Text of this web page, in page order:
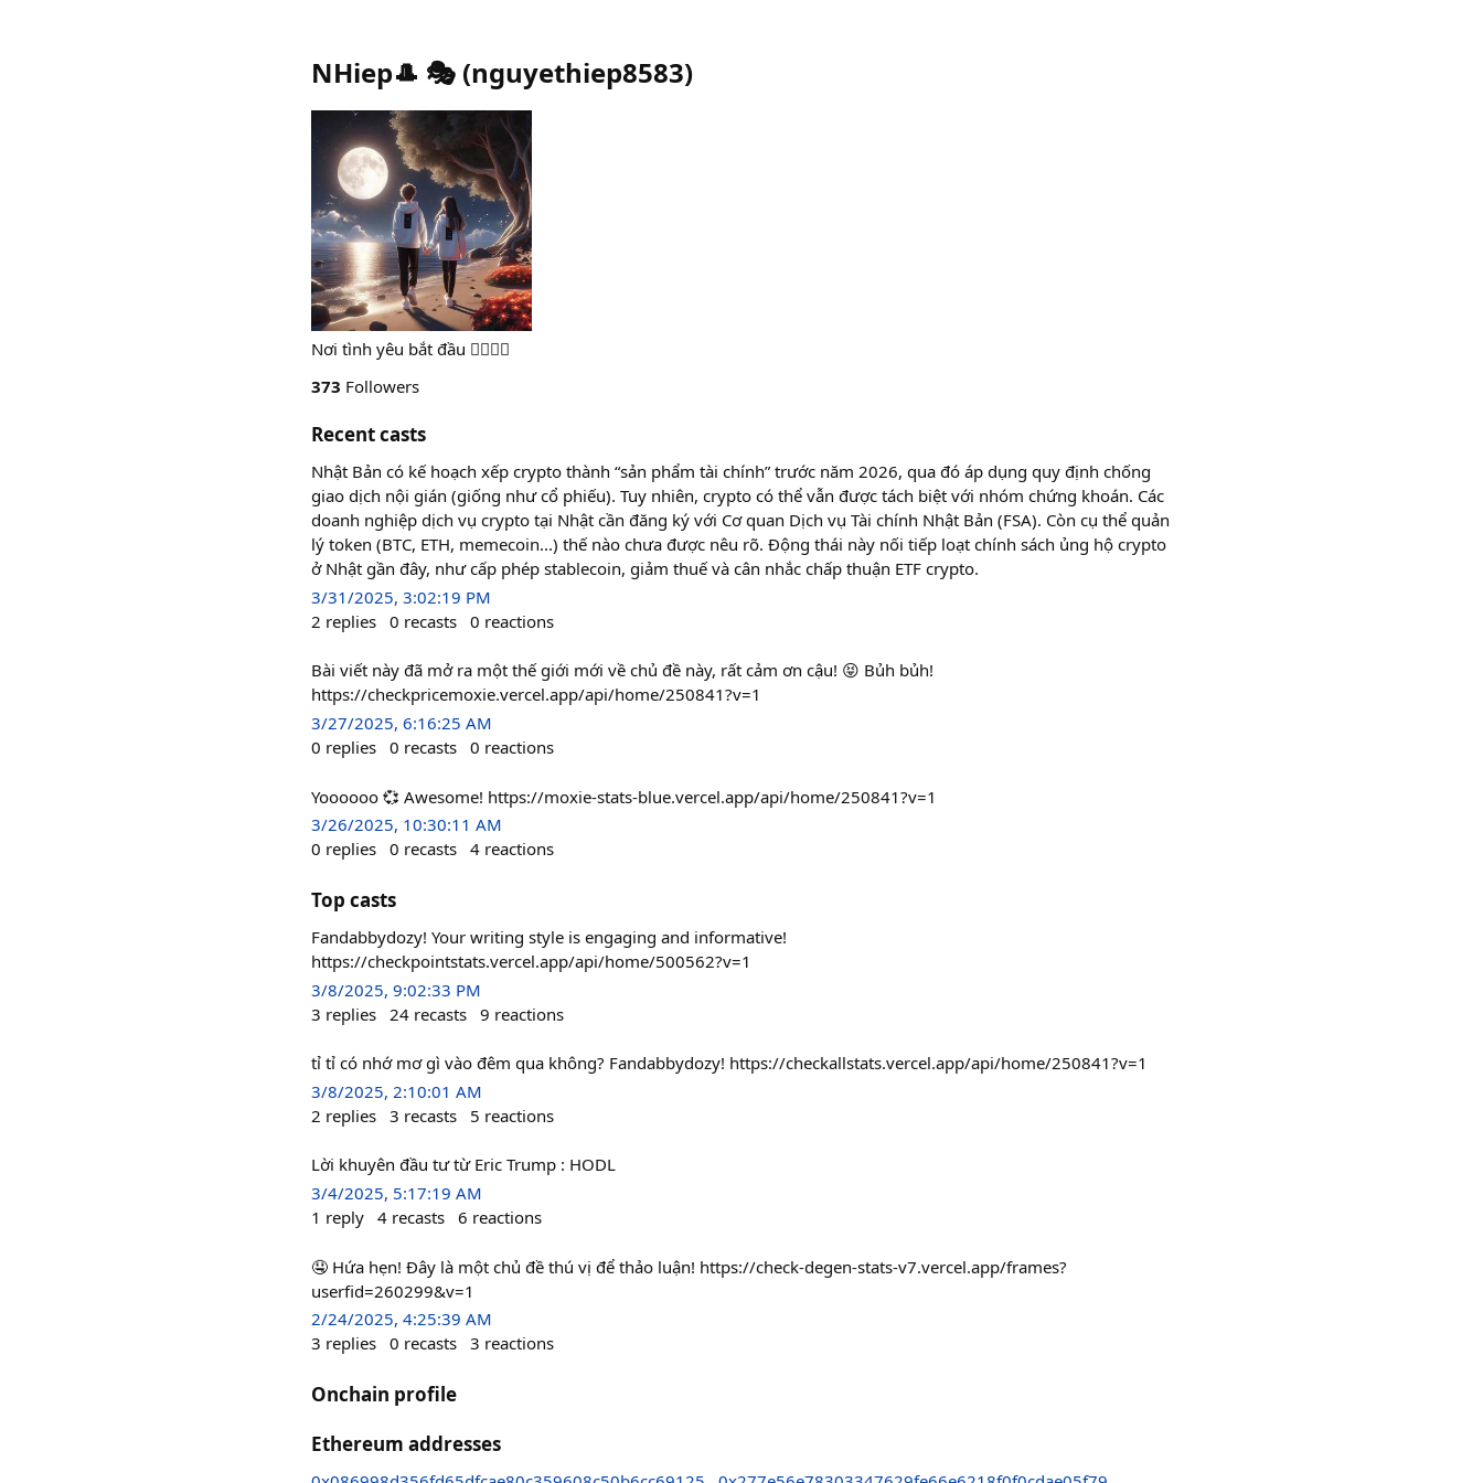
NHiep🎩 🎭 (nguyethiep8583)
Nơi tình yêu bắt đầu 👨‍❤️‍💋‍👨
373 Followers
Recent casts
Nhật Bản có kế hoạch xếp crypto thành “sản phẩm tài chính” trước năm 2026, qua đó áp dụng quy định chống
giao dịch nội gián (giống như cổ phiếu). Tuy nhiên, crypto có thể vẫn được tách biệt với nhóm chứng khoán. Các
doanh nghiệp dịch vụ crypto tại Nhật cần đăng ký với Cơ quan Dịch vụ Tài chính Nhật Bản (FSA). Còn cụ thể quản
lý token (BTC, ETH, memecoin...) thế nào chưa được nêu rõ. Động thái này nối tiếp loạt chính sách ủng hộ crypto
ở Nhật gần đây, như cấp phép stablecoin, giảm thuế và cân nhắc chấp thuận ETF crypto.
3/31/2025, 3:02:19 PM
2 replies 0 recasts 0 reactions
Bài viết này đã mở ra một thế giới mới về chủ đề này, rất cảm ơn cậu! 😝 Bủh bủh!
https://checkpricemoxie.vercel.app/api/home/250841?v=1
3/27/2025, 6:16:25 AM
0 replies 0 recasts 0 reactions
Yoooooo 💞 Awesome! https://moxie-stats-blue.vercel.app/api/home/250841?v=1
3/26/2025, 10:30:11 AM
0 replies 0 recasts 4 reactions
Top casts
Fandabbydozy! Your writing style is engaging and informative!
https://checkpointstats.vercel.app/api/home/500562?v=1
3/8/2025, 9:02:33 PM
3 replies 24 recasts 9 reactions
tỉ tỉ có nhớ mơ gì vào đêm qua không? Fandabbydozy! https://checkallstats.vercel.app/api/home/250841?v=1
3/8/2025, 2:10:01 AM
2 replies 3 recasts 5 reactions
Lời khuyên đầu tư từ Eric Trump : HODL
3/4/2025, 5:17:19 AM
1 reply 4 recasts 6 reactions
🤤 Hứa hẹn! Đây là một chủ đề thú vị để thảo luận! https://check-degen-stats-v7.vercel.app/frames?
userfid=260299&v=1
2/24/2025, 4:25:39 AM
3 replies 0 recasts 3 reactions
Onchain profile
Ethereum addresses